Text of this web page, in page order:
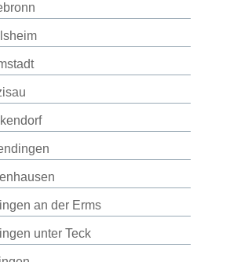
an der Erms
unter Teck